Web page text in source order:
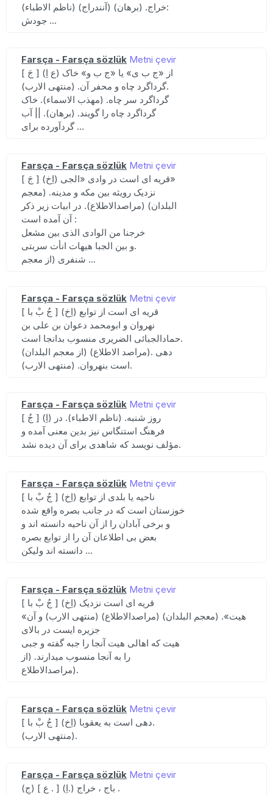
خراج. (برهان) (آنندراج) (ناظم الاطباء):
جودش ...
Farsça - Farsça sözlük Metni çevir
[ جَ ] (ع اِ) از «ج ب ی» یا «ج ب و» خاک
گرداگرد چاه و محفر آن. (منتهی الارب).
گرداگرد سر چاه. (مهذب الاسماء). خاک
گرداگرد چاه را گویند. (برهان). || آب
گردآورده برای ...
Farsça - Farsça sözlük Metni çevir
[ جَ ] (اِخ) قریه ای است در وادی «الجی»
نزدیک رویثه بین مکه و مدینه. (معجم
البلدان) (مراصدالاطلاع). در ابیات زیر ذکر
آن آمده است :
خرجنا من الوادی الذی بین مشعل
و بین الجبا هیهات انأت سربتی.
شنفری (از معجم ...
Farsça - Farsça sözlük Metni çevir
[ جُ بْ با ] (اِخ) قریه ای است از توابع
نهروان و ابومحمد دعوان بن علی بن
حمادالجبائی الضریری منسوب بدانجا است.
(از معجم البلدان) (مراصد الاطلاع). دهی
است بنهروان. (منتهی الارب).
Farsça - Farsça sözlük Metni çevir
[ جُ ] (اِ) روز شنبه. (ناظم الاطباء). در
فرهنگ استنگاس نیز بدین معنی آمده و
مؤلف نویسد که شاهدی برای آن دیده نشد.
Farsça - Farsça sözlük Metni çevir
[ جُ بْ با ] (اِخ) ناحیه یا بلدی از توابع
خوزستان است که در جانب بصره واقع شده
و برخی آبادان را از آن ناحیه دانسته اند و
بعض بی اطلاعان آن را از توابع بصره
دانسته اند ولیکن ...
Farsça - Farsça sözlük Metni çevir
[ جُ بْ با ] (اِخ) قریه ای است نزدیک
«هیت». (معجم البلدان) (مراصدالاطلاع) (منتهی الارب) و آن
جزیره ایست در بالای
هیت که اهالی هیت آنجا را جبه گفته و جبی
را به آنجا منسوب میدارند. (از
مراصدالاطلاع).
Farsça - Farsça sözlük Metni çevir
[ جُ بْ با ] (اِخ) دهی است به یعقوبا.
(منتهی الارب).
Farsça - Farsça sözlük Metni çevir
(جِ) [ ع . ] (اِ.) باج ، خراج .